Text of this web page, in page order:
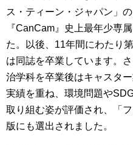
ス・ティーン・ジャパン」
『CanCam』史上最年少専
た。以後、11年間にわたり
は同誌を卒業しています。
治学科を卒業後はキャスタ
実績を重ね、環境問題や
取り組む姿が評価され、「
版にも選出されました。